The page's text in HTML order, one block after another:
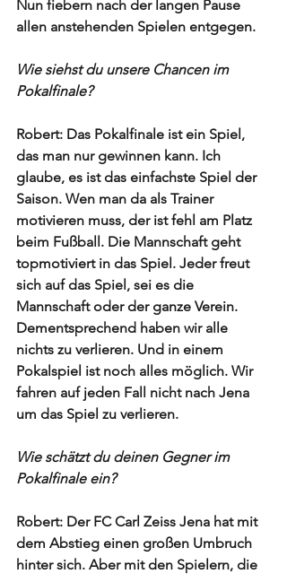
Nun fiebern nach der langen Pause
allen anstehenden Spielen entgegen.
Wie siehst du unsere Chancen im
Pokalfinale?
Robert: Das Pokalfinale ist ein Spiel,
das man nur gewinnen kann. Ich
glaube, es ist das einfachste Spiel der
Saison. Wen man da als Trainer
motivieren muss, der ist fehl am Platz
beim Fußball. Die Mannschaft geht
topmotiviert in das Spiel. Jeder freut
sich auf das Spiel, sei es die
Mannschaft oder der ganze Verein.
Dementsprechend haben wir alle
nichts zu verlieren. Und in einem
Pokalspiel ist noch alles möglich. Wir
fahren auf jeden Fall nicht nach Jena
um das Spiel zu verlieren.
Wie schätzt du deinen Gegner im
Pokalfinale ein?
Robert: Der FC Carl Zeiss Jena hat mit
dem Abstieg einen großen Umbruch
hinter sich. Aber mit den Spielern, die